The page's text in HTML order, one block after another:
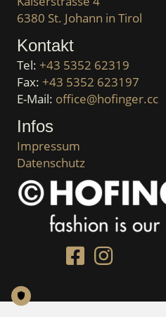
6380 St. Johann in Tirol
Kontakt
Tel: +43 5352 62319
Fax: +43 5352 623197
E-Mail: office@hofinger.cc
Infos
Impressum
Datenschutz